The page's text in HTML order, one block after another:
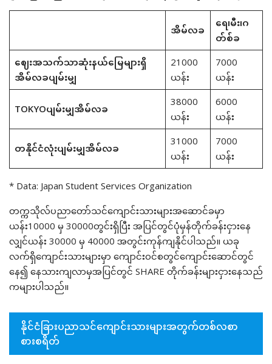
အိမ်လခ
ရေ၊မီး၊ဂ
တ်စ်ခ
ဈေးအသက်သာဆုံးနယ်မြေများရှိ
အိမ်လခပျမ်းမျှ
21000
ယန်း
7000
ယန်း
TOKYOပျမ်းမျှအိမ်လခ
38000
ယန်း
6000
ယန်း
တနိုင်ငံလုံးပျမ်းမျှအိမ်လခ
31000
ယန်း
7000
ယန်း
* Data: Japan Student Services Organization
တက္ကသိုလ်ပညာတော်သင်ကျောင်းသားများအဆောင်ခမှာ
ယန်း10000 မှ 30000တွင်းရှိပြီး အပြင်တွင်ပုံမှန်တိုက်ခန်းငှားနေ
လျှင်ယန်း 30000 မှ 40000 အတွင်းကုန်ကျနိုင်ပါသည်။ ယခု
လက်ရှိကျောင်းသားများမှာ ကျောင်းဝင်စတွင်ကျောင်းဆောင်တွင်
နေ၍ နေသားကျလာမှအပြင်တွင် SHARE တိုက်ခန်းများငှားနေသည်
ကများပါသည်။
နိုင်ငံခြားပညာသင်ကျောင်းသားများအတွက်တစ်လစာ
စားစရိတ်